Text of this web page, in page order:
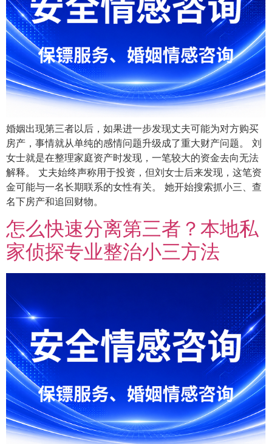
婚姻出现第三者以后，如果进一步发现丈夫可能为对方购买
房产，事情就从单纯的感情问题升级成了重大财产问题。 刘
女士就是在整理家庭资产时发现，一笔较大的资金去向无法
解释。 丈夫始终声称用于投资，但刘女士后来发现，这笔资
金可能与一名长期联系的女性有关。 她开始搜索抓小三、查
名下房产和追回财物。
怎么快速分离第三者？本地私
家侦探专业整治小三方法